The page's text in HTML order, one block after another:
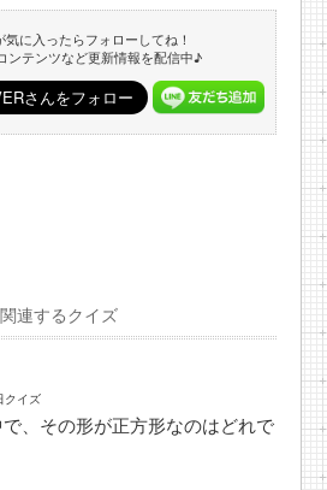
気に入ったらフォローしてね！
ンテンツなど更新情報を配信中♪
関連するクイズ
クイズ
、その形が正方形なのはどれで